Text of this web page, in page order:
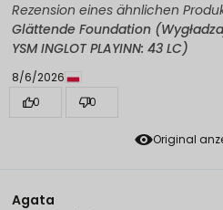
Original
Rezension eines ähnlichen
Glättende Foundation
YSM INGLOT PLAYINN: 43 LC)
8/6/2026
0
0
Agata